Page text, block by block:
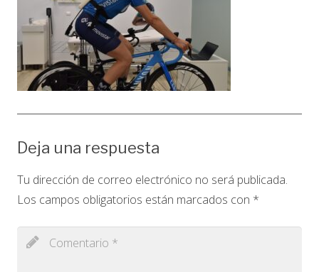
Contacto
Blog
Deja una respuesta
Tu dirección de correo electrónico no será publicada.
Los campos obligatorios están marcados con *